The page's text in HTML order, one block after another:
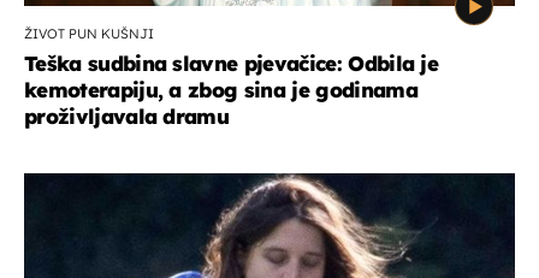
ŽIVOT PUN KUŠNJI
Teška sudbina slavne pjevačice: Odbila je
kemoterapiju, a zbog sina je godinama
proživljavala dramu